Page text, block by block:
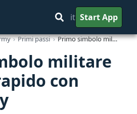
it Start App
Primi passi Primo simbolo militare — avvio rapido con map.army
militare
con